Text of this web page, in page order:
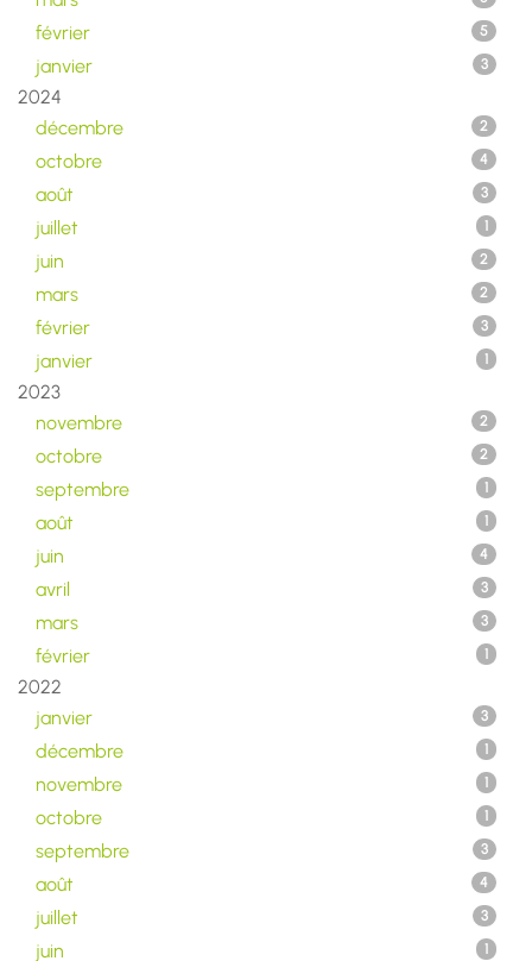
février 5
janvier 3
2024
décembre
2
octobre 4
août 3
juillet 1
juin 2
mars 2
février 3
janvier 1
2023
novembre
2
octobre 2
septembre 1
août 1
juin 4
avril 3
mars 3
février 1
2022
janvier
3
décembre 1
novembre 1
octobre 1
septembre 3
août 4
juillet 3
juin 1